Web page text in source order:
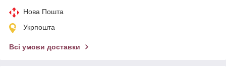
Нова Пошта
Укрпошта
Всі умови доставки